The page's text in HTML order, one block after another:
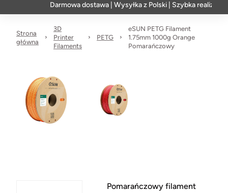
Darmowa dostawa | Wysyłka z Polski | Szybka realizacja w 24h
Strona
główna
3D
Printer
Filaments
PETG
eSUN PETG Filament
1.75mm 1000g Orange
Pomarańczowy
Pomarańczowy filament